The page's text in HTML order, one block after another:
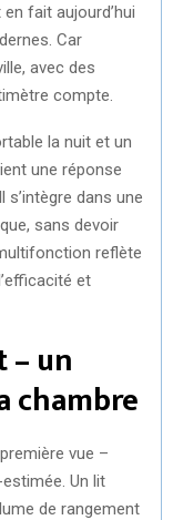
fait aujourd’hui
Car
avec des
compte.
la nuit et un
une réponse
dans une
sans devoir
reflète
et
– un
chambre
vue –
Un lit
de rangement